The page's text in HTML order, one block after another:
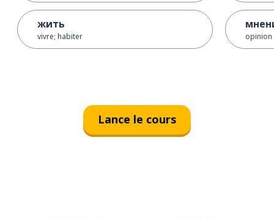
жить
vivre; habiter opinion
Lance le cours